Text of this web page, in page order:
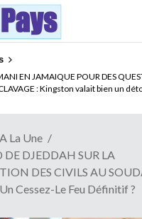
EN JAMAIQUE POUR DES
: Kingston valait bien un
TALON A LA TETE DU SENAT
quitte le pouvoir sans partir !
A La Une
DE DJEDDAH SUR LA
DES CIVILS AU
Cessez-Le Feu Définitif ?